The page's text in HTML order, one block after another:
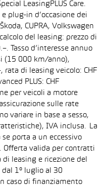
LeasingPLUS Care.
plug-in d’occasione dei
CUPRA, Volkswagen
del leasing: prezzo di
Tasso d’interesse annuo
(15 000 km/anno),
rata di leasing veicolo: CHF
PLUS: CHF
per veicoli a motore
sulle rate
variare in base a sesso,
IVA inclusa. La
porta a un eccessivo
Offerta valida per contratti
leasing e ricezione del
1° luglio al 30
caso di finanziamento